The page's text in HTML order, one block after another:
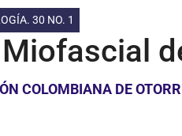
30 NO. 1
COLOMBIANA DE